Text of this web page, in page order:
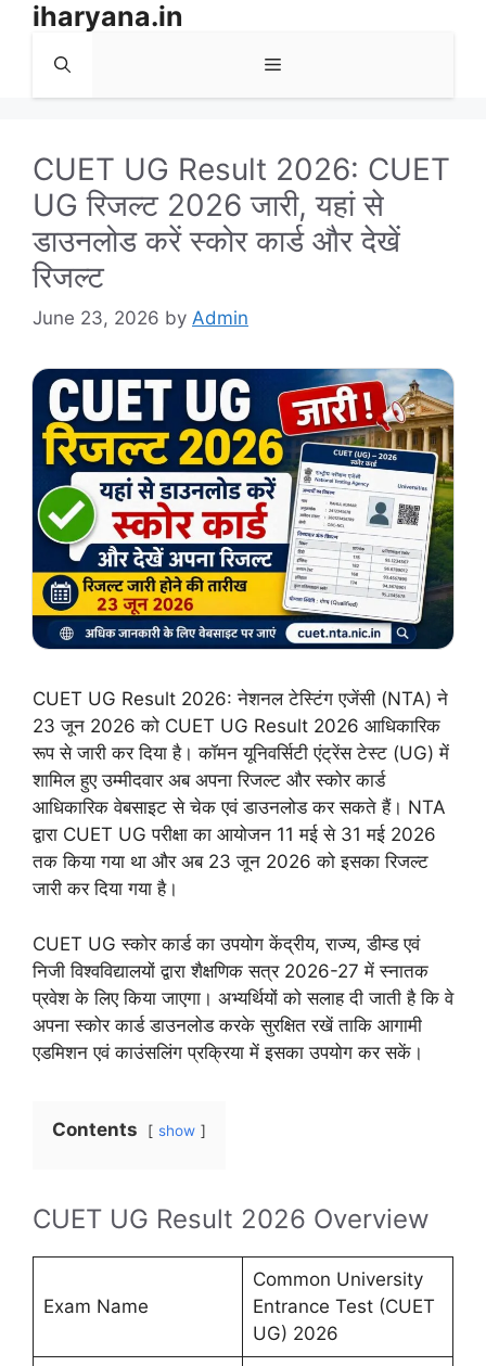
Skip
content
iharyana.in
Menu
CUET UG Result 2026: CUET
UG रिजल्ट 2026 जारी, यहां से
डाउनलोड करें स्कोर कार्ड और देखें
रिजल्ट
June 23, 2026 by Admin
CUET UG Result 2026: नेशनल टेस्टिंग एजेंसी (NTA) ने
23 जून 2026 को CUET UG Result 2026 आधिकारिक
रूप से जारी कर दिया है। कॉमन यूनिवर्सिटी एंट्रेंस टेस्ट (UG) में
शामिल हुए उम्मीदवार अब अपना रिजल्ट और स्कोर कार्ड
आधिकारिक वेबसाइट से चेक एवं डाउनलोड कर सकते हैं। NTA
द्वारा CUET UG परीक्षा का आयोजन 11 मई से 31 मई 2026
तक किया गया था और अब 23 जून 2026 को इसका रिजल्ट
जारी कर दिया गया है।
CUET UG स्कोर कार्ड का उपयोग केंद्रीय, राज्य, डीम्ड एवं
निजी विश्वविद्यालयों द्वारा शैक्षणिक सत्र 2026-27 में स्नातक
प्रवेश के लिए किया जाएगा। अभ्यर्थियों को सलाह दी जाती है कि वे
अपना स्कोर कार्ड डाउनलोड करके सुरक्षित रखें ताकि आगामी
एडमिशन एवं काउंसलिंग प्रक्रिया में इसका उपयोग कर सकें।
Contents show
CUET UG Result 2026 Overview
Exam Name
Common University
Entrance Test (CUET
UG) 2026